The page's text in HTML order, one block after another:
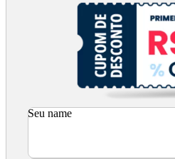
Seu name